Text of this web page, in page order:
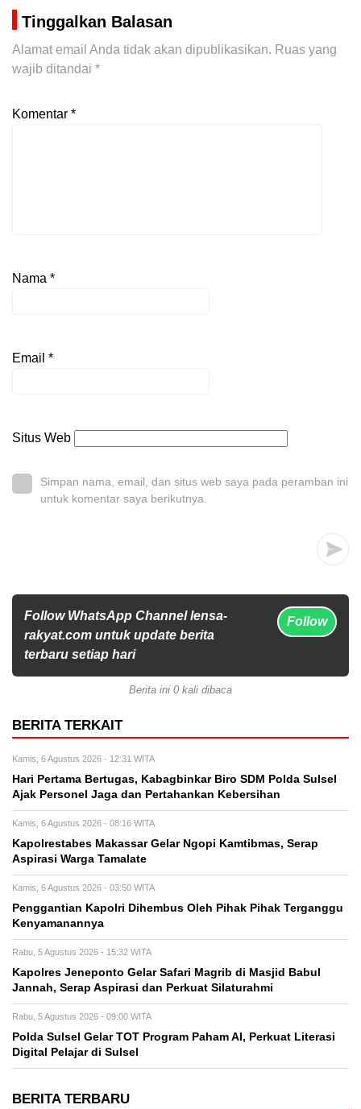
Tinggalkan Balasan
Alamat email Anda tidak akan dipublikasikan. Ruas yang
wajib ditandai *
Komentar *
Nama *
Email *
Situs Web
Simpan nama, email, dan situs web saya pada peramban ini
untuk komentar saya berikutnya.
Follow WhatsApp Channel lensa-
rakyat.com untuk update berita
terbaru setiap hari
Follow
Berita ini 0 kali dibaca
BERITA TERKAIT
Kamis, 6 Agustus 2026 - 12:31 WITA
Hari Pertama Bertugas, Kabagbinkar Biro SDM Polda Sulsel
Ajak Personel Jaga dan Pertahankan Kebersihan
Kamis, 6 Agustus 2026 - 08:16 WITA
Kapolrestabes Makassar Gelar Ngopi Kamtibmas, Serap
Aspirasi Warga Tamalate
Kamis, 6 Agustus 2026 - 03:50 WITA
Penggantian Kapolri Dihembus Oleh Pihak Pihak Terganggu
Kenyamanannya
Rabu, 5 Agustus 2026 - 15:32 WITA
Kapolres Jeneponto Gelar Safari Magrib di Masjid Babul
Jannah, Serap Aspirasi dan Perkuat Silaturahmi
Rabu, 5 Agustus 2026 - 09:00 WITA
Polda Sulsel Gelar TOT Program Paham AI, Perkuat Literasi
Digital Pelajar di Sulsel
BERITA TERBARU